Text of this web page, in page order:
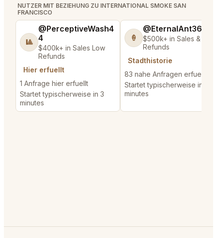
NUTZER MIT BEZIEHUNG ZU INTERNATIONAL SMOKE SAN
FRANCISCO
🎱
@PerceptiveWash4
4
$400k+ in Sales Low
Refunds
Hier erfuellt
1 Anfrage hier erfuellt
Startet typischerweise in 3
minutes
🍦
@EternalAnt36
$500k+ in Sales & Low
Refunds
Stadthistorie
83 nahe Anfragen erfuellt
Startet typischerweise in 3
minutes